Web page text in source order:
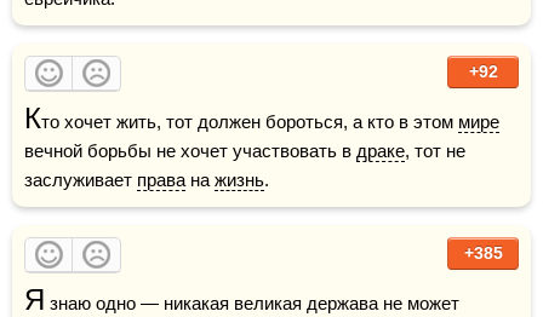
+92
Кто хочет жить, тот должен бороться, а кто в этом мире
вечной борьбы не хочет участвовать в драке, тот не
заслуживает права на жизнь.
+385
Я знаю одно — никакая великая держава не может